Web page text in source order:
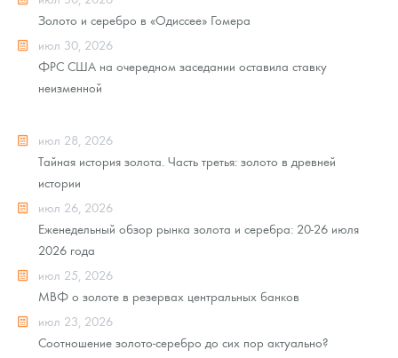
Золото и серебро в «Одиссее» Гомера
июл 30, 2026
ФРС США на очередном заседании оставила ставку
неизменной
июл 28, 2026
Тайная история золота. Часть третья: золото в древней
истории
июл 26, 2026
Еженедельный обзор рынка золота и серебра: 20-26 июля
2026 года
июл 25, 2026
МВФ о золоте в резервах центральных банков
июл 23, 2026
Соотношение золото-серебро до сих пор актуально?